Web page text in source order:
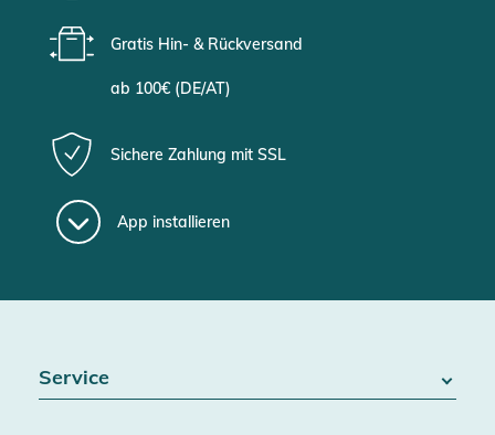
Gratis Hin- & Rückversand
ab 100€ (DE/AT)
Sichere Zahlung mit SSL
App installieren
Service